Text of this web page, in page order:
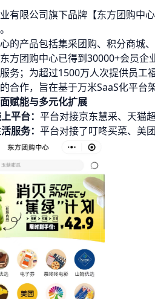
有限公司旗下品牌【东方团购中
的产品包括集采团购、积分商城
方团购中心已得到30000+会员
务；为超过1500万人次提供员工
合作，旨在基于万米SaaS化平台
赋能与多元化扩展
平台： 平台对接京东慧采、天猫
服务： 平台对接了叮咚买菜、美